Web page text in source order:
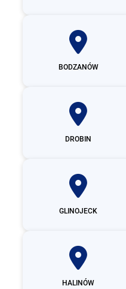
BODZANÓW
DROBIN
GLINOJECK
HALINÓW